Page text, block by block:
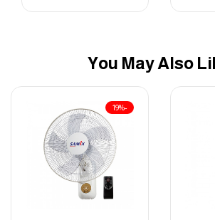
You May Also
-19%